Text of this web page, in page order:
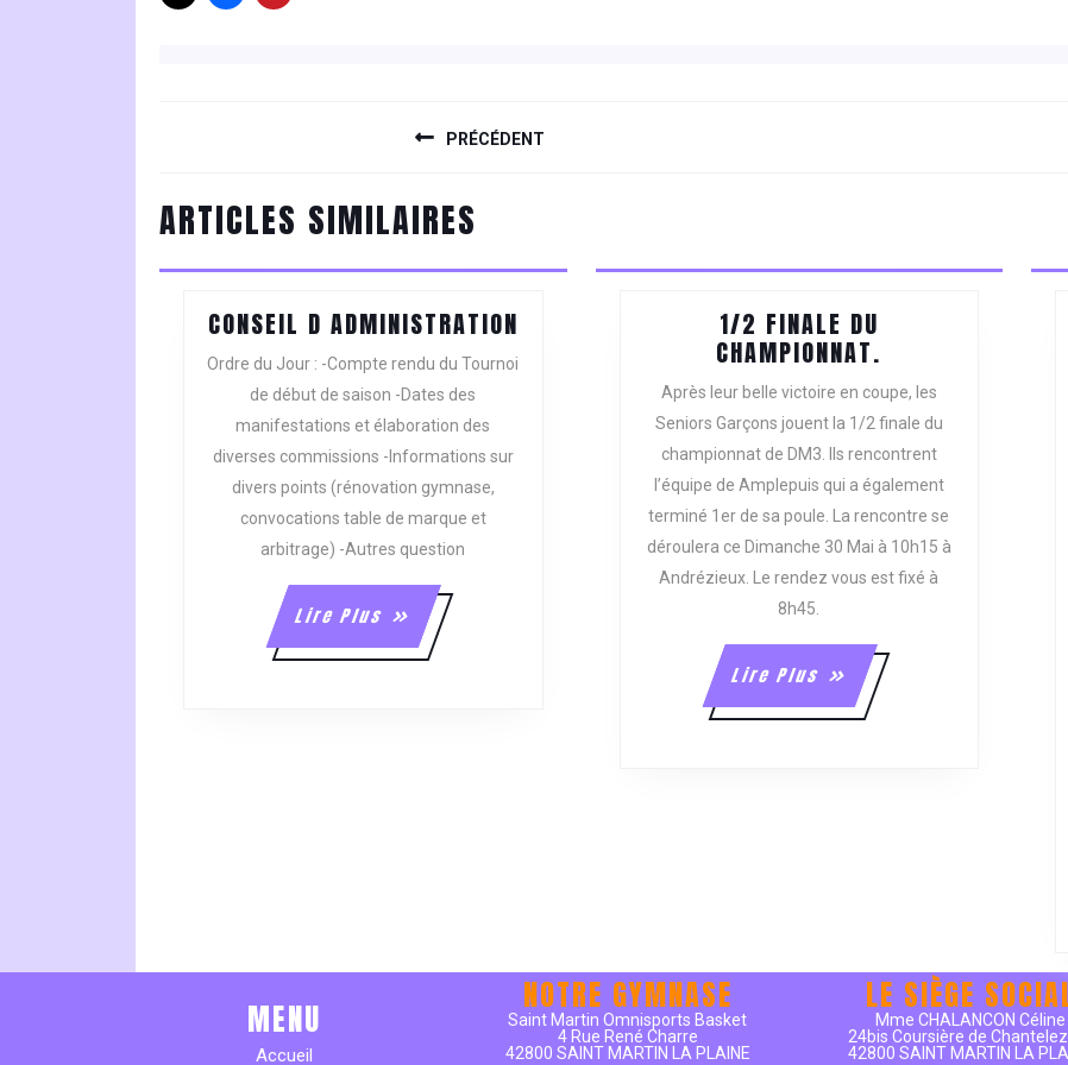
L’ARTICLE
PRÉCÉDENT
post:
ARTICLES SIMILAIRES
CONSEIL D ADMINISTRATION
D
ADMINISTRATION
Ordre du Jour : -Compte rendu du Tournoi
de début de saison -Dates des
manifestations et élaboration des
diverses commissions -Informations sur
divers points (rénovation gymnase,
convocations table de marque et
arbitrage) -Autres question
Lire Plus
Lire
Plus
1/2 FINALE DU
CHAMPIONNAT.
FINALE
DU
CHAMPIONNAT.
Après leur belle victoire en coupe, les
Seniors Garçons jouent la 1/2 finale du
championnat de DM3. Ils rencontrent
l’équipe de Amplepuis qui a également
terminé 1er de sa poule. La rencontre se
déroulera ce Dimanche 30 Mai à 10h15 à
Andrézieux. Le rendez vous est fixé à
8h45.
Lire Plus
Lire
Plus
MENU
Accueil
NOTRE GYMNASE
Saint Martin Omnisports Basket
4 Rue René Charre
42800 SAINT MARTIN LA PLAINE
LE SIÈGE
Mme CHALANCON Céline
24bis Coursière de
42800 SAINT MARTIN LA